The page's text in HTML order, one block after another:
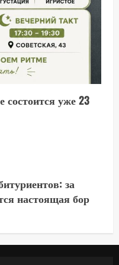
состоится уже 23
за
настоящая бор